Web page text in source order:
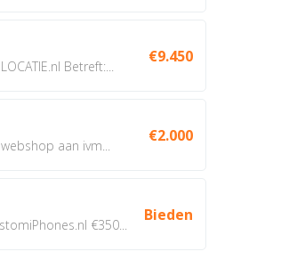
Betreft:...
€9.450
aan ivm...
€2.000
€350...
Bieden